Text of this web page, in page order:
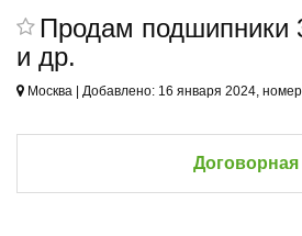
Продам подшипники
и др.
Москва | Добавлено: 16 января 2024,
Договорная